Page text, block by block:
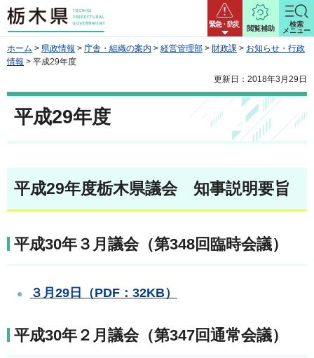
栃木県 緊急・防災
閲覧補助
検索
メニュー
ホーム > 県政情報 > 庁舎・組織の案内 > 経営管理部 > 財政課 > お知らせ・行政
情報 > 平成29年度
更新日：2018年3月29日
平成29年度
平成29年度栃木県議会 知事説明要旨
平成30年３月議会（第348回臨時会議）
３月29日（PDF：32KB）
平成30年２月議会（第347回通常会議）